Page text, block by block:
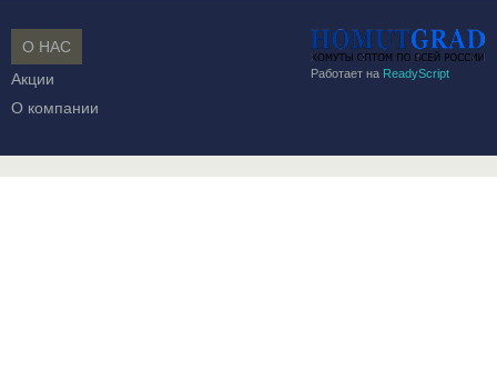
Работает на ReadyScript
О НАС
Акции
О компании